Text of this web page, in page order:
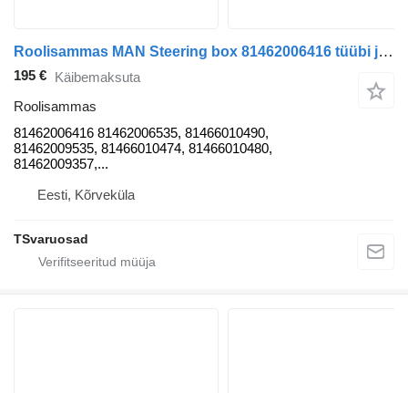
Roolisammas MAN Steering box 81462006416 tüübi jaoks sadulveoki MAN TGA
195 € Käibemaksuta
Roolisammas
81462006416 81462006535, 81466010490,
81462009535, 81466010474, 81466010480,
81462009357,...
Eesti, Kõrveküla
TSvaruosad